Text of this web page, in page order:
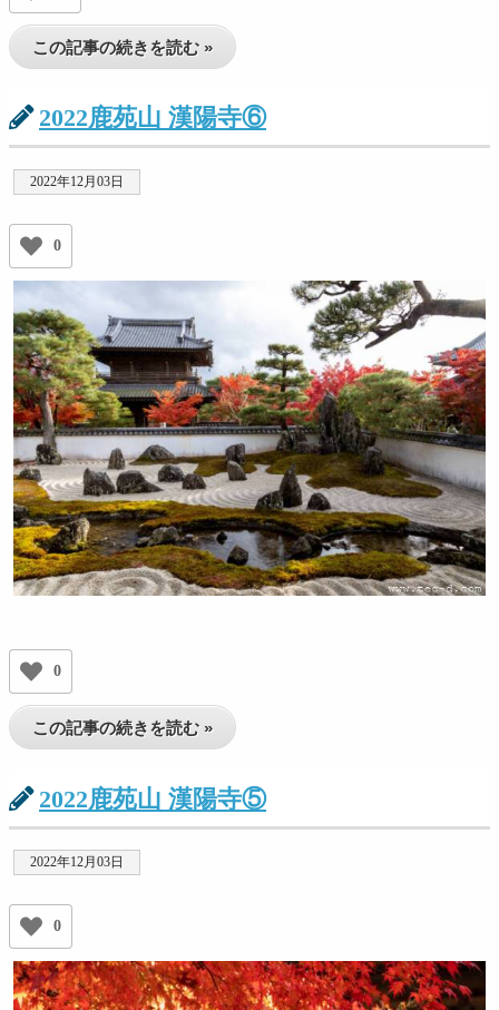
この記事の続きを読む »
2022鹿苑山 漢陽寺⑥
2022年12月03日
0
0
この記事の続きを読む »
2022鹿苑山 漢陽寺⑤
2022年12月03日
0